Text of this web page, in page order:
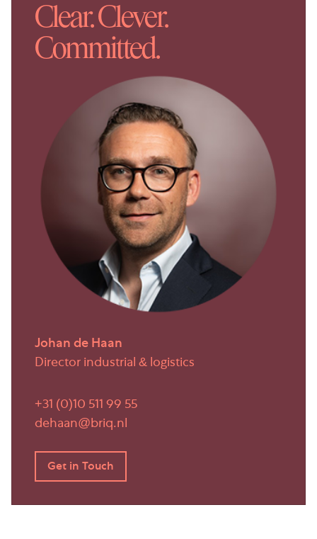
goed betreft Bedrijven voor Maritieme industrie en
dienstverlening.
De bereikbaarheid per auto is uitstekend te
noemen middels de rijksweg A15 (Europoort-
Gorinchem-Nijmegen). Per openbaar vervoer is het
object middels busverbinding goed bereikbaar.
Er is voldoende ruimte grenzend aan de voor
verhuur beschikbare loodsen om te parkeren.
Huurprijs
Huurprijzen:
• Kantoor hoofdgebouw: vanaf € 110,– per m² per
Bovengenoemde huurprijzen zijn exclusief
Servicekosten
Het voorschot servicekosten zal in nader overleg
tussen huurder en verhuurder worden vastgesteld
e.e.a. is afhankelijk van het door huurder af te
Clear. Clever.
Committed.
Johan de Haan
Director industrial & logistics
+31 (0)10 511 99 55
dehaan@briq.nl